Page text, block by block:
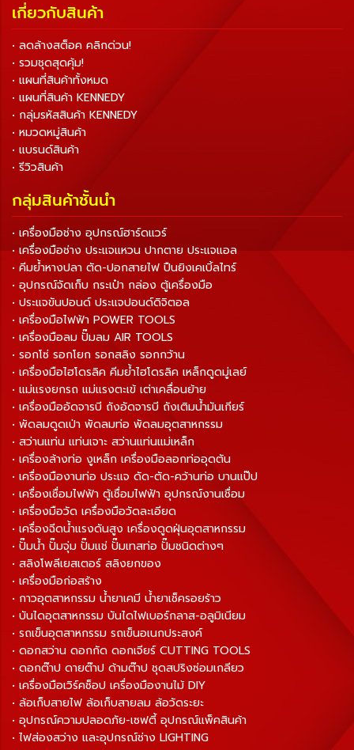
เกี่ยวกับสินค้า
• ลดล้างสต็อค คลิกด่วน!
• รวมชุดสุดคุ้ม!
• แผนที่สินค้าทั้งหมด
• แผนที่สินค้า KENNEDY
• กลุ่มรหัสสินค้า KENNEDY
• หมวดหมู่สินค้า
• แบรนด์สินค้า
• รีวิวสินค้า
กลุ่มสินค้าชั้นนำ
• เครื่องมือช่าง อุปกรณ์ฮาร์ดแวร์
• เครื่องมือช่าง ประแจแหวน ปากตาย ประแจแอล
• คีมย้ำหางปลา ตัด-ปอกสายไฟ ปืนยิงเคเบิ้ลไทร์
• อุปกรณ์จัดเก็บ กระเป๋า กล่อง ตู้เครื่องมือ
• ประแจขันปอนด์ ประแจปอนด์ดิจิตอล
• เครื่องมือไฟฟ้า POWER TOOLS
• เครื่องมือลม ปั๊มลม AIR TOOLS
• รอกโซ่ รอกโยก รอกสลิง รอกกว้าน
• เครื่องมือไฮโดรลิค คีมย้ำไฮโดรลิค เหล็กดูดมู่เลย์
• แม่แรงยกรถ แม่แรงตะเข้ เต่าเคลื่อนย้าย
• เครื่องมืออัดจารบี ถังอัดจารบี ถังเติมน้ำมันเกียร์
• พัดลมดูดเป่า พัดลมท่อ พัดลมอุตสาหกรรม
• สว่านแท่น แท่นเจาะ สว่านแท่นแม่เหล็ก
• เครื่องล้างท่อ งูเหล็ก เครื่องมือลอกท่ออุดตัน
• เครื่องมืองานท่อ ประแจ ดัด-ตัด-คว้านท่อ บานแป๊ป
• เครื่องเชื่อมไฟฟ้า ตู้เชื่อมไฟฟ้า อุปกรณ์งานเชื่อม
• เครื่องมือวัด เครื่องมือวัดละเอียด
• เครื่องฉีดน้ำแรงดันสูง เครื่องดูดฝุ่นอุตสาหกรรม
• ปั๊มน้ำ ปั๊มจุ่ม ปั๊มแช่ ปั๊มเทสท่อ ปั๊มชนิดต่างๆ
• สลิงโพลีเยสเตอร์ สลิงยกของ
• เครื่องมือก่อสร้าง
• กาวอุตสาหกรรม น้ำยาเคมี น้ำยาเช็ครอยร้าว
• บันไดอุตสาหกรรม บันไดไฟเบอร์กลาส-อลูมิเนียม
• รถเข็นอุตสาหกรรม รถเข็นอเนกประสงค์
• ดอกสว่าน ดอกกัด ดอกเจียร์ CUTTING TOOLS
• ดอกต๊าป ดายต๊าป ด้ามต๊าป ชุดสปริงซ่อมเกลียว
• เครื่องมือเวิร์คช็อป เครื่องมืองานไม้ DIY
• ล้อเก็บสายไฟ ล้อเก็บสายลม ล้อวัดระยะ
• อุปกรณ์ความปลอดภัย-เซฟตี้ อุปกรณ์แพ็คสินค้า
• ไฟส่องสว่าง และอุปกรณ์ช่าง LIGHTING